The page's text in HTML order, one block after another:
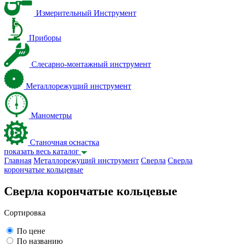
Измерительный Инструмент
Приборы
Слесарно-монтажный инструмент
Металлорежущий инструмент
Манометры
Станочная оснастка
показать весь каталог
Главная Металлорежущий инструмент Сверла Сверла
корончатые кольцевые
Сверла корончатые кольцевые
Сортировка
По цене
По названию